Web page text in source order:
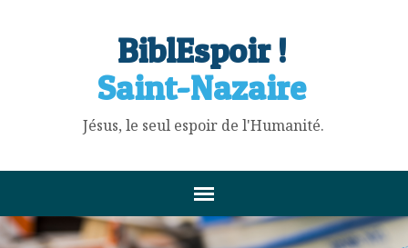
BiblEspoir !
Saint-Nazaire
Jésus, le seul espoir de l'Humanité.